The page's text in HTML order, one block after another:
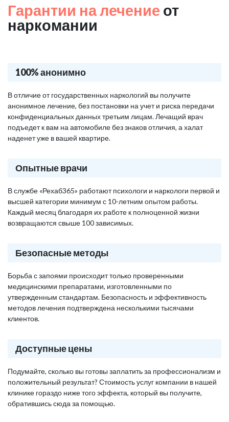
Гарантии на лечение от
наркомании
100% анонимно
В отличие от государственных наркологий вы получите
анонимное лечение, без постановки на учет и риска передачи
конфиденциальных данных третьим лицам. Лечащий врач
подъедет к вам на автомобиле без знаков отличия, а халат
наденет уже в вашей квартире.
Опытные врачи
В службе «Рехаб365» работают психологи и наркологи первой и
высшей категории минимум с 10-летним опытом работы.
Каждый месяц благодаря их работе к полноценной жизни
возвращаются свыше 100 зависимых.
Безопасные методы
Борьба с запоями происходит только проверенными
медицинскими препаратами, изготовленными по
утвержденным стандартам. Безопасность и эффективность
методов лечения подтверждена несколькими тысячами
клиентов.
Доступные цены
Подумайте, сколько вы готовы заплатить за профессионализм и
положительный результат? Стоимость услуг компании в нашей
клинике гораздо ниже того эффекта, который вы получите,
обратившись сюда за помощью.